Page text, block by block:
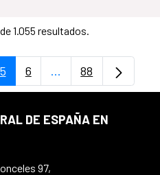
1.055 resultados.
Use TAB para
Página
5 Página
6 ...PáginasPágina
88
DE ESPAÑA EN
97,